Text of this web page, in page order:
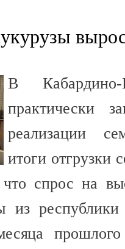
В Кабардино-
практически
реализации
итоги отгрузки
что спрос на
из республики
прошлого